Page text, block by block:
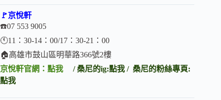
🚩京悅軒
☎️07 553 9005
🕚11：30-14：00/17：30-21：00
🏠高雄市鼓山區明華路366號2樓
京悅軒官網： 點我 / 桑尼的ig:點我 / 桑尼的粉絲專頁:
點我